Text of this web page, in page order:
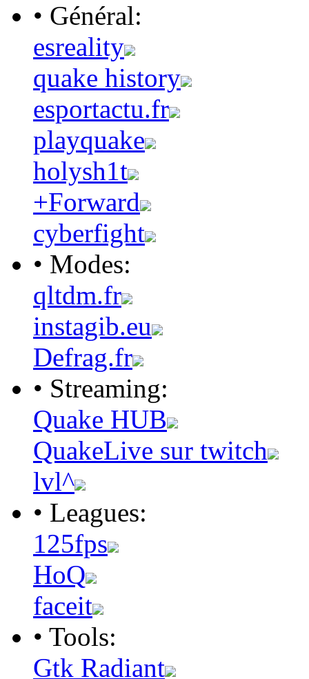
• Général:
esreality
quake history
esportactu.fr
playquake
holysh1t
+Forward
cyberfight
• Modes:
qltdm.fr
instagib.eu
Defrag.fr
• Streaming:
Quake HUB
QuakeLive sur twitch
lvl^
• Leagues:
125fps
HoQ
faceit
• Tools:
Gtk Radiant